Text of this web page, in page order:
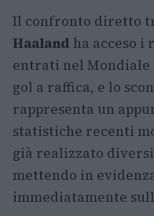
Il confronto diretto
Haaland ha acceso
entrati nel
gol a raffica, e lo
rappresenta un
statistiche recenti
già realizzato
mettendo in
immediatamente